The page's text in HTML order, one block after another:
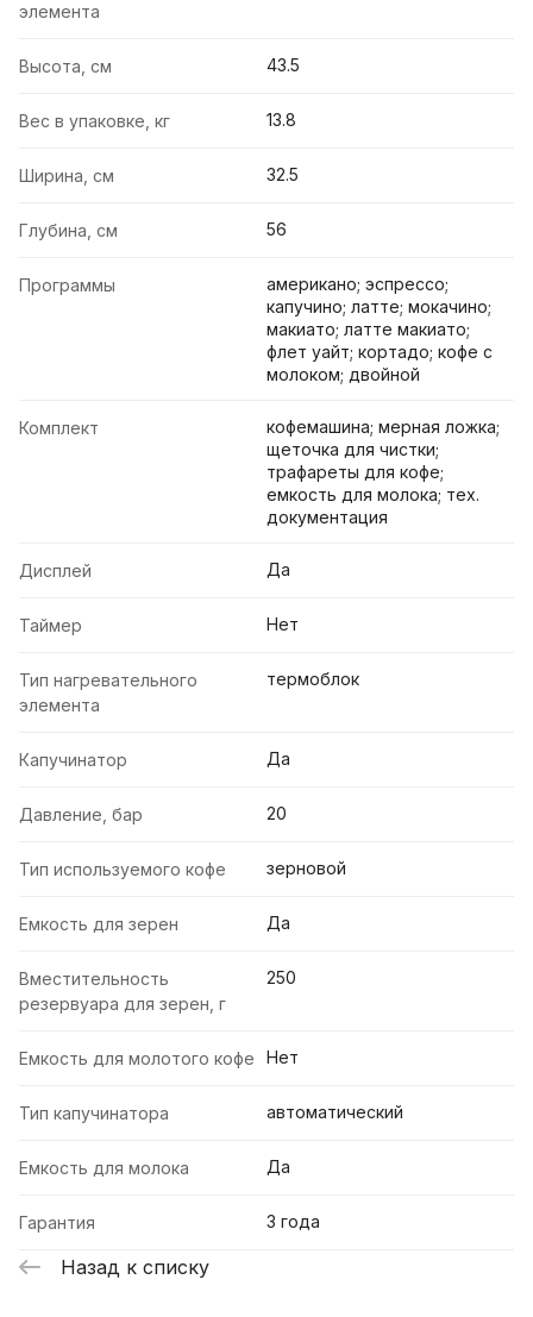
элемента
Высота, см 43.5
Вес в упаковке, кг 13.8
Ширина, см 32.5
Глубина, см 56
Программы
американо; эспрессо;
капучино; латте; мокачино;
макиато; латте макиато;
флет уайт; кортадо; кофе с
молоком; двойной
Комплект
кофемашина; мерная ложка;
щеточка для чистки;
трафареты для кофе;
емкость для молока; тех.
документация
Дисплей Да
Таймер Нет
Тип нагревательного
элемента
термоблок
Капучинатор Да
Давление, бар 20
Тип используемого кофе зерновой
Емкость для зерен Да
Вместительность
резервуара для зерен, г
250
Емкость для молотого кофе Нет
Тип капучинатора автоматический
Емкость для молока Да
Гарантия 3 года
Назад к списку